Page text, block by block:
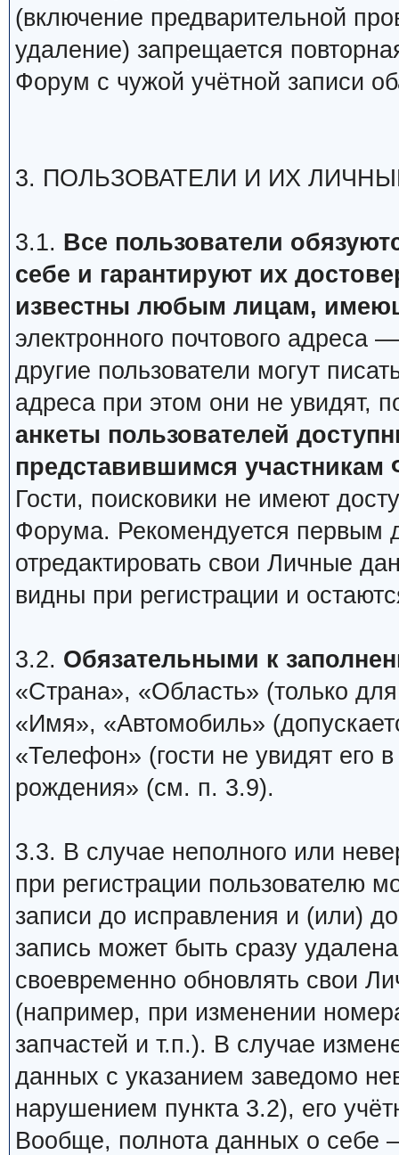
(включение предварительной
удаление) запрещается
Форум с чужой учётной записи
3. ПОЛЬЗОВАТЕЛИ И ИХ
3.1. Все пользователи
себе и гарантируют их
известны любым лицам,
электронного почтового адреса
другие пользователи могут
адреса при этом они не увидят,
анкеты пользователей
представившимся
Гости, поисковики не имеют
Форума. Рекомендуется первым
отредактировать свои Личные
видны при регистрации и
3.2. Обязательными к
«Страна», «Область» (только
«Имя», «Автомобиль»
«Телефон» (гости не увидят
рождения» (см. п. 3.9).
3.3. В случае неполного или
при регистрации пользователю
записи до исправления и (или)
запись может быть сразу
своевременно обновлять свои
(например, при изменении
запчастей и т.п.). В случае
данных с указанием заведомо
нарушением пункта 3.2), его
Вообще, полнота данных о себе